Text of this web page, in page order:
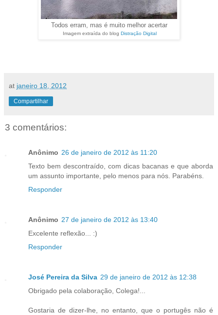
Todos erram, mas é muito melhor acertar
Imagem extraída do blog Distração Digital
at janeiro 18, 2012
Compartilhar
3 comentários:
Anônimo 26 de janeiro de 2012 às 11:20
Texto bem descontraído, com dicas bacanas e que aborda
um assunto importante, pelo menos para nós. Parabéns.
Responder
Anônimo 27 de janeiro de 2012 às 13:40
Excelente reflexão... :)
Responder
José Pereira da Silva 29 de janeiro de 2012 às 12:38
Obrigado pela colaboração, Colega!...
Gostaria de dizer-lhe, no entanto, que o portugês não é